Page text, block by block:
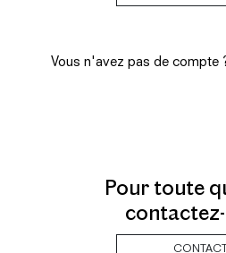
Vous n'avez pas de compte
Pour toute